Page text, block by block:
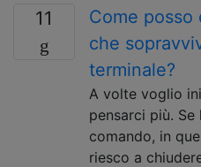
11
Come posso
che
terminale?
A volte voglio
pensarci più.
comando, in
riesco a